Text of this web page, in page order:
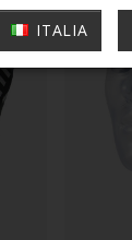
ITALIA